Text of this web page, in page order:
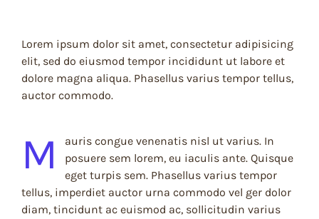
Contact
Instagram
Lorem ipsum dolor sit amet, consectetur adipisicing
elit, sed do eiusmod tempor incididunt ut labore et
dolore magna aliqua. Phasellus varius tempor tellus,
auctor commodo.
M
auris congue venenatis nisl ut varius. In
posuere sem lorem, eu iaculis ante. Quisque
eget turpis sem. Phasellus varius tempor
tellus, imperdiet auctor urna commodo vel ger dolor
diam, tincidunt ac euismod ac, sollicitudin varius